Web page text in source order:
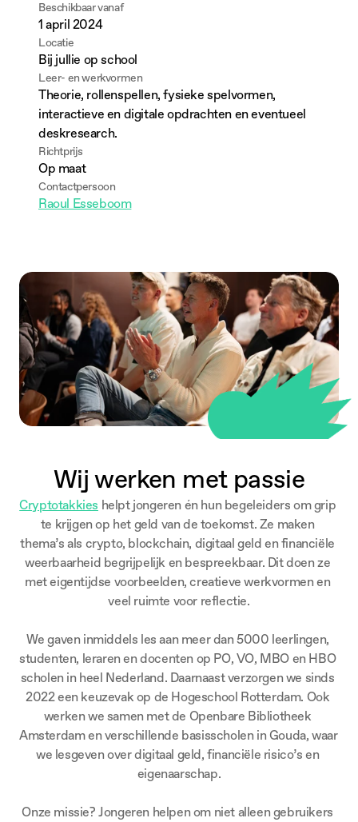
Beschikbaar vanaf
1 april 2024
Locatie
Bij jullie op school
Leer- en werkvormen
Theorie, rollenspellen, fysieke spelvormen,
interactieve en digitale opdrachten en eventueel
deskresearch.
Richtprijs
Op maat
Contactpersoon
Raoul Esseboom
Wij werken met passie
Cryptotakkies helpt jongeren én hun begeleiders om grip
te krijgen op het geld van de toekomst. Ze maken
thema’s als crypto, blockchain, digitaal geld en financiële
weerbaarheid begrijpelijk en bespreekbaar. Dit doen ze
met eigentijdse voorbeelden, creatieve werkvormen en
veel ruimte voor reflectie.
We gaven inmiddels les aan meer dan 5000 leerlingen,
studenten, leraren en docenten op PO, VO, MBO en HBO
scholen in heel Nederland. Daarnaast verzorgen we sinds
2022 een keuzevak op de Hogeschool Rotterdam. Ook
werken we samen met de Openbare Bibliotheek
Amsterdam en verschillende basisscholen in Gouda, waar
we lesgeven over digitaal geld, financiële risico’s en
eigenaarschap.
Onze missie? Jongeren helpen om niet alleen gebruikers